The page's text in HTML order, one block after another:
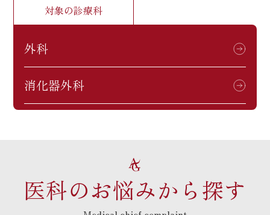
対象の診療科
外科
消化器外科
医科のお悩みから探す